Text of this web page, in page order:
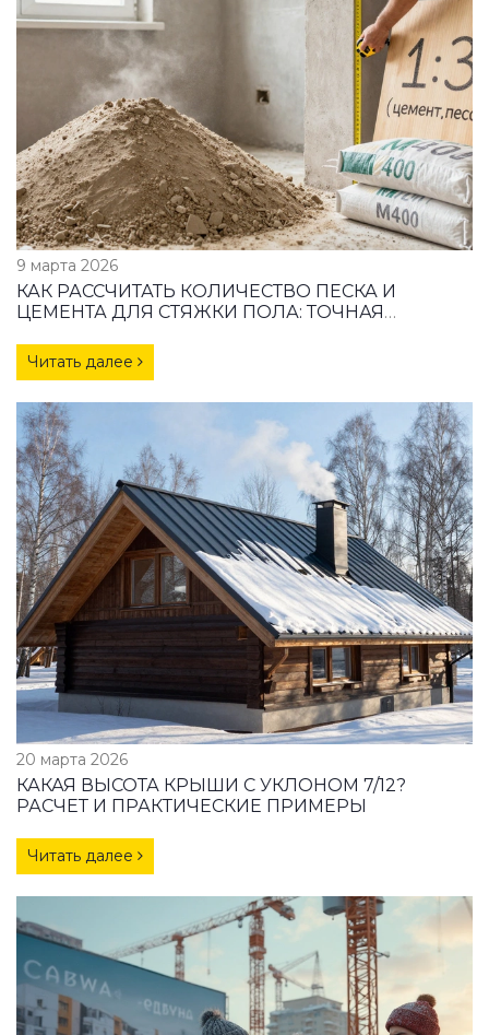
9 марта 2026
КАК РАССЧИТАТЬ КОЛИЧЕСТВО ПЕСКА И
ЦЕМЕНТА ДЛЯ СТЯЖКИ ПОЛА: ТОЧНАЯ
Читать далее
20 марта 2026
КАКАЯ ВЫСОТА КРЫШИ С УКЛОНОМ 7/12?
РАСЧЕТ И ПРАКТИЧЕСКИЕ ПРИМЕРЫ
Читать далее